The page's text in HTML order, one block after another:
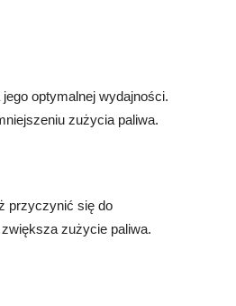
optymalnej wydajności.
zużycia paliwa.
przyczynić się do
zużycie paliwa.